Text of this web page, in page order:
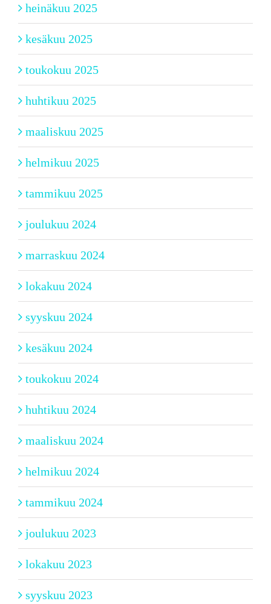
heinäkuu 2025
kesäkuu 2025
toukokuu 2025
huhtikuu 2025
maaliskuu 2025
helmikuu 2025
tammikuu 2025
joulukuu 2024
marraskuu 2024
lokakuu 2024
syyskuu 2024
kesäkuu 2024
toukokuu 2024
huhtikuu 2024
maaliskuu 2024
helmikuu 2024
tammikuu 2024
joulukuu 2023
lokakuu 2023
syyskuu 2023